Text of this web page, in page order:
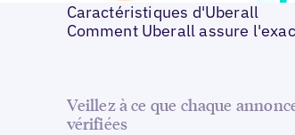
Caractéristiques d'Uberall
Comment Uberall assure
Veillez à ce que chaque
vérifiées